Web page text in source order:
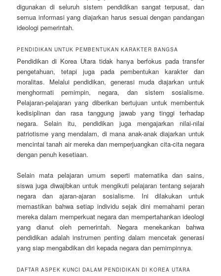
digunakan di seluruh sistem pendidikan sangat terpusat, dan
semua informasi yang diajarkan harus sesuai dengan pandangan
ideologi pemerintah.
PENDIDIKAN UNTUK PEMBENTUKAN KARAKTER BANGSA
Pendidikan di Korea Utara tidak hanya berfokus pada transfer
pengetahuan, tetapi juga pada pembentukan karakter dan
moralitas. Melalui pendidikan, generasi muda diajarkan untuk
menghormati pemimpin, negara, dan sistem sosialisme.
Pelajaran-pelajaran yang diberikan bertujuan untuk membentuk
kedisiplinan dan rasa tanggung jawab yang tinggi terhadap
negara. Selain itu, pendidikan juga mengajarkan nilai-nilai
patriotisme yang mendalam, di mana anak-anak diajarkan untuk
mencintai tanah air mereka dan memperjuangkan cita-cita negara
dengan penuh kesetiaan.
Selain mata pelajaran umum seperti matematika dan sains,
siswa juga diwajibkan untuk mengikuti pelajaran tentang sejarah
negara dan ajaran-ajaran sosialisme. Ini dilakukan untuk
memastikan bahwa setiap individu sejak dini memahami peran
mereka dalam memperkuat negara dan mempertahankan ideologi
yang dianut oleh pemerintah. Negara menekankan bahwa
pendidikan adalah instrumen penting dalam mencetak generasi
yang siap mengabdikan diri kepada negara dan pemimpinnya.
DAFTAR ASPEK KUNCI DALAM PENDIDIKAN DI KOREA UTARA